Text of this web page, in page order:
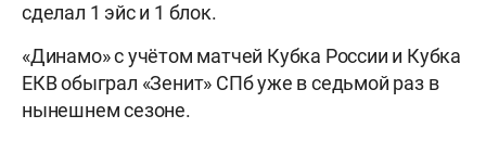
сделал 1 эйс и 1 блок.
«Динамо» с учётом матчей Кубка России и Кубка
ЕКВ обыграл «Зенит» СПб уже в седьмой раз в
нынешнем сезоне.